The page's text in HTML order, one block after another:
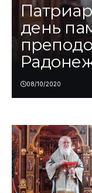
день
08/10/2020